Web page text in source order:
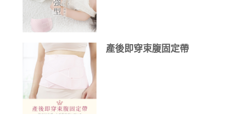
產後即穿束腹固定帶